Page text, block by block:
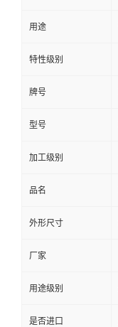
用途
特性级别
牌号
型号
加工级别
品名
外形尺寸
厂家
用途级别
是否进口